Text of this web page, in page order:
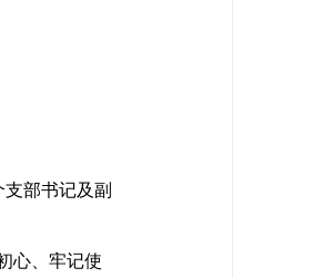
部书记及副
心、牢记使